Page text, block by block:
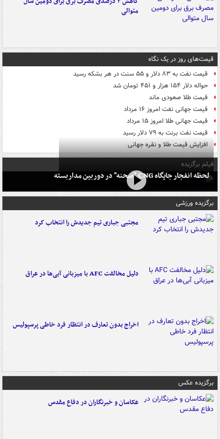
متوالی
قیمت‌های روز در یک نگاه
قیمت نفت به ۸۳ دلار و ۵۵ سنت در هر بشکه رسید
حواله دلار ۱۵۴ هزار و ۴۵۱ تومان شد
قیمت طلا صعودی ماند
قیمت جهانی نفت امروز ۱۶ مرداد
قیمت جهانی طلا امروز ۱۵ مرداد
قیمت نفت برنت به ۷۹ دلار رسید
افزایش قیمت طلا و نقره جهانی
فیلم برگزیده
لحظه انفجار جایگاه CNG "صحنه" در دوربین مداربسته
برگزیده ورزشی
مجتبی جباری تیم جدیدش را انتخاب کرد
دلیل مخالفت AFC با میزبانی آبی‌ها در عراق
اخراج بدون تعارف در انتظار فرد خاطی پرسپولیس
برگزیده عکس
عکاسان و خبرنگاران در دفاع مقدس